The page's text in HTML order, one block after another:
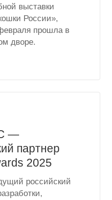
выставки
России»,
прошла в
дворе.
—
партнер
2025
российский